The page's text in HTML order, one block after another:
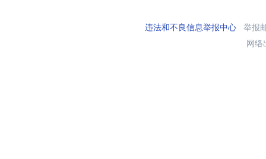
违法和不良信息举报中心举报
网